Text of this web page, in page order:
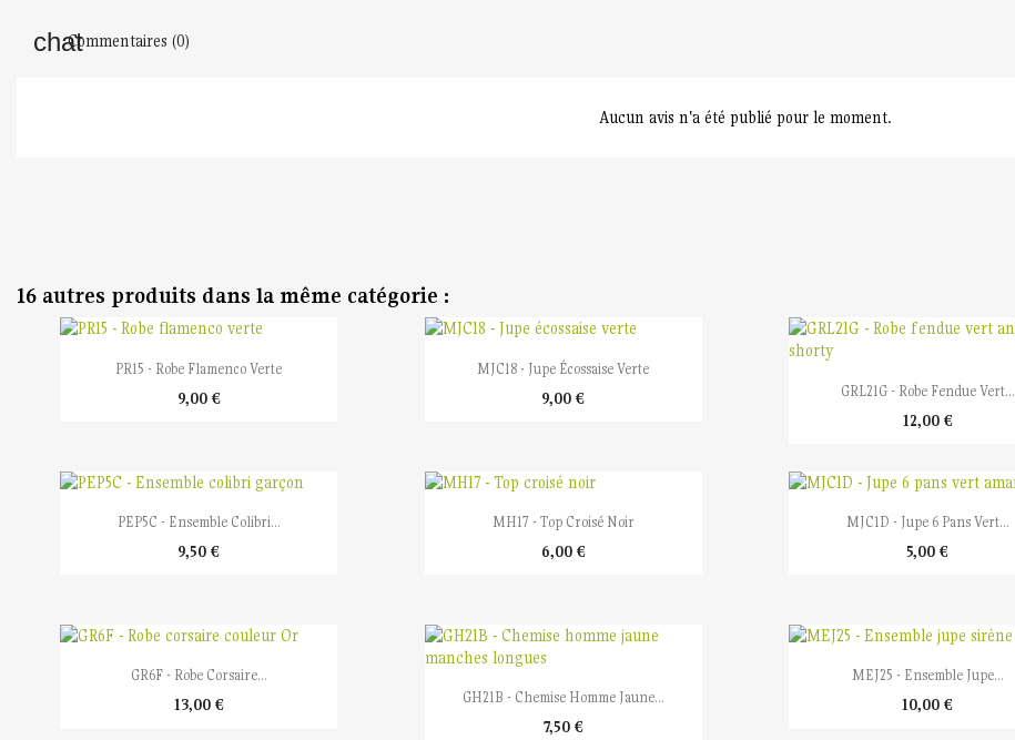
Commentaires (0)
Aucun avis n'a été publié pour le moment.
16 autres produits dans la même catégorie :
 Aperçu rapide
PR15 - Robe Flamenco Verte
9,00 €
 Aperçu rapide
MJC18 - Jupe Écossaise Verte
9,00 €  Aperçu rapide
GRL21G - Robe Fendue Vert...
12,00 €
 Aperçu rapide
PEP5C - Ensemble Colibri...
9,50 €
 Aperçu rapide
MH17 - Top Croisé Noir
6,00 €
 Aperçu rapide
MJC1D - Jupe 6 Pans Vert...
5,00 €
 Aperçu rapide
GR6F - Robe Corsaire...
13,00 €  Aperçu rapide
GH21B - Chemise Homme Jaune...
7,50 €
 Aperçu rapide
MEJ25 - Ensemble Jupe...
10,00 €